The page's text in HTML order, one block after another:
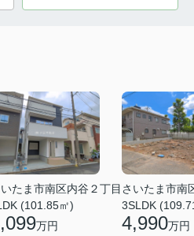
たま市南区内谷２丁目
(101.85㎡)
万円
さいたま市南
3SLDK
4,990万円